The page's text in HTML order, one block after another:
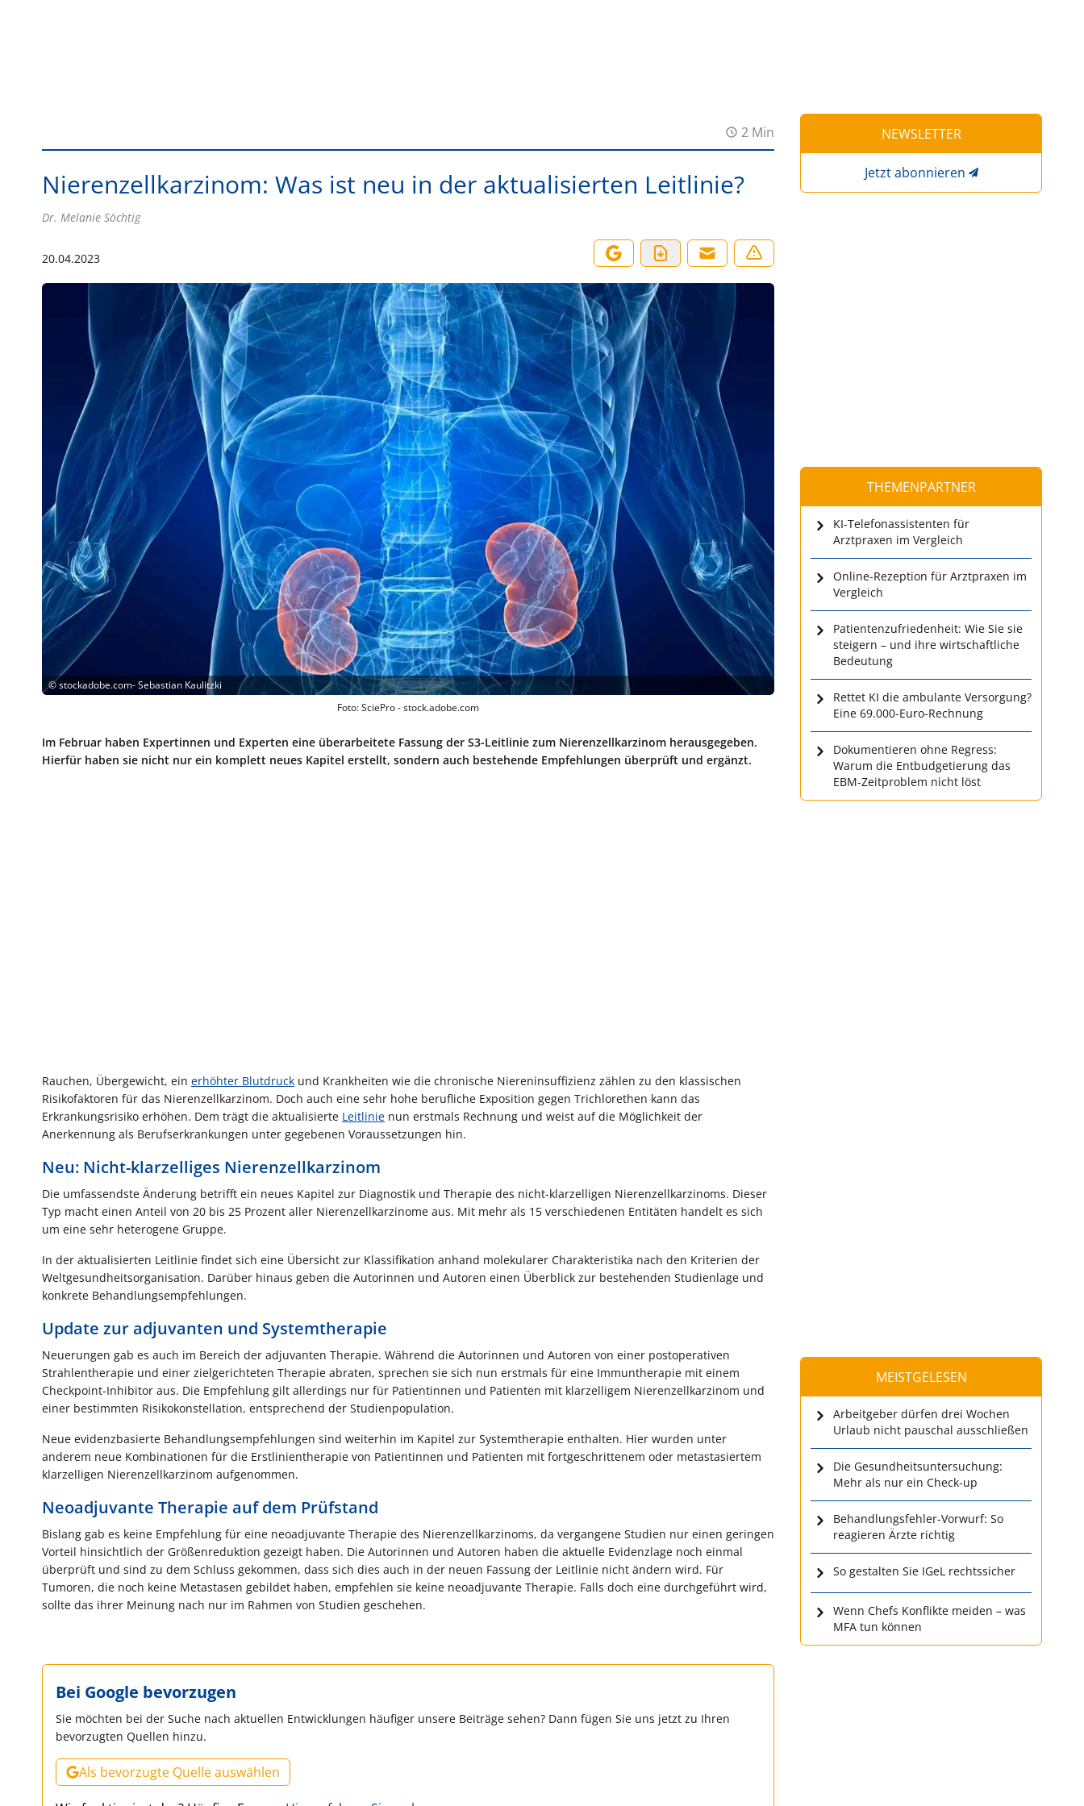
2 Min
Nierenzellkarzinom: Was ist neu in der aktualisierten Leitlinie?
Dr. Melanie Söchtig
20.04.2023
©stockadobe.com- Sebastian Kaulitzki
Foto: SciePro - stock.adobe.com
Im Februar haben Expertinnen und Experten eine überarbeitete Fassung der S3-Leitlinie zum Nierenzellkarzinom herausgegeben.
Hierfür haben sie nicht nur ein komplett neues Kapitel erstellt, sondern auch bestehende Empfehlungen überprüft und ergänzt.
Rauchen, Übergewicht, ein erhöhter Blutdruck und Krankheiten wie die chronische Niereninsuffizienz zählen zu den klassischen
Risikofaktoren für das Nierenzellkarzinom. Doch auch eine sehr hohe berufliche Exposition gegen Trichlorethen kann das
Erkrankungsrisiko erhöhen. Dem trägt die aktualisierte Leitlinie nun erstmals Rechnung und weist auf die Möglichkeit der
Anerkennung als Berufserkrankungen unter gegebenen Voraussetzungen hin.
Neu: Nicht-klarzelliges Nierenzellkarzinom
Die umfassendste Änderung betrifft ein neues Kapitel zur Diagnostik und Therapie des nicht-klarzelligen Nierenzellkarzinoms. Dieser
Typ macht einen Anteil von 20 bis 25 Prozent aller Nierenzellkarzinome aus. Mit mehr als 15 verschiedenen Entitäten handelt es sich
um eine sehr heterogene Gruppe.
In der aktualisierten Leitlinie findet sich eine Übersicht zur Klassifikation anhand molekularer Charakteristika nach den Kriterien der
Weltgesundheitsorganisation. Darüber hinaus geben die Autorinnen und Autoren einen Überblick zur bestehenden Studienlage und
konkrete Behandlungsempfehlungen.
Update zur adjuvanten und Systemtherapie
Neuerungen gab es auch im Bereich der adjuvanten Therapie. Während die Autorinnen und Autoren von einer postoperativen
Strahlentherapie und einer zielgerichteten Therapie abraten, sprechen sie sich nun erstmals für eine Immuntherapie mit einem
Checkpoint-Inhibitor aus. Die Empfehlung gilt allerdings nur für Patientinnen und Patienten mit klarzelligem Nierenzellkarzinom und
einer bestimmten Risikokonstellation, entsprechend der Studienpopulation.
Neue evidenzbasierte Behandlungsempfehlungen sind weiterhin im Kapitel zur Systemtherapie enthalten. Hier wurden unter
anderem neue Kombinationen für die Erstlinientherapie von Patientinnen und Patienten mit fortgeschrittenem oder metastasiertem
klarzelligen Nierenzellkarzinom aufgenommen.
Neoadjuvante Therapie auf dem Prüfstand
Bislang gab es keine Empfehlung für eine neoadjuvante Therapie des Nierenzellkarzinoms, da vergangene Studien nur einen geringen
Vorteil hinsichtlich der Größenreduktion gezeigt haben. Die Autorinnen und Autoren haben die aktuelle Evidenzlage noch einmal
überprüft und sind zu dem Schluss gekommen, dass sich dies auch in der neuen Fassung der Leitlinie nicht ändern wird. Für
Tumoren, die noch keine Metastasen gebildet haben, empfehlen sie keine neoadjuvante Therapie. Falls doch eine durchgeführt wird,
sollte das ihrer Meinung nach nur im Rahmen von Studien geschehen.
Bei Google bevorzugen
Sie möchten bei der Suche nach aktuellen Entwicklungen häufiger unsere Beiträge sehen? Dann fügen Sie uns jetzt zu Ihren
bevorzugten Quellen hinzu.
Als bevorzugte Quelle auswählen
NEWSLETTER
Jetzt abonnieren
THEMENPARTNER
KI-Telefonassistenten für
Arztpraxen im Vergleich
Online-Rezeption für Arztpraxen im
Vergleich
Patientenzufriedenheit: Wie Sie sie
steigern – und ihre wirtschaftliche
Bedeutung
Rettet KI die ambulante Versorgung?
Eine 69.000-Euro-Rechnung
Dokumentieren ohne Regress:
Warum die Entbudgetierung das
EBM-Zeitproblem nicht löst
MEISTGELESEN
Arbeitgeber dürfen drei Wochen
Urlaub nicht pauschal ausschließen
Die Gesundheitsuntersuchung:
Mehr als nur ein Check-up
Behandlungsfehler-Vorwurf: So
reagieren Ärzte richtig
So gestalten Sie IGeL rechtssicher
Wenn Chefs Konflikte meiden – was
MFA tun können